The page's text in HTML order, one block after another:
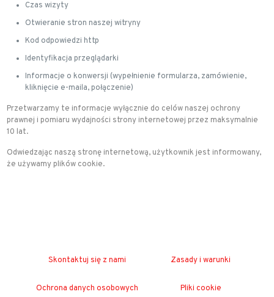
Czas wizyty
Otwieranie stron naszej witryny
Kod odpowiedzi http
Identyfikacja przeglądarki
Informacje o konwersji (wypełnienie formularza, zamówienie,
kliknięcie e-maila, połączenie)
Przetwarzamy te informacje wyłącznie do celów naszej ochrony
prawnej i pomiaru wydajności strony internetowej przez maksymalnie
10 lat.
Odwiedzając naszą stronę internetową, użytkownik jest informowany,
że używamy plików cookie.
Skontaktuj się z nami Zasady i warunki
Ochrona danych osobowych Pliki cookie